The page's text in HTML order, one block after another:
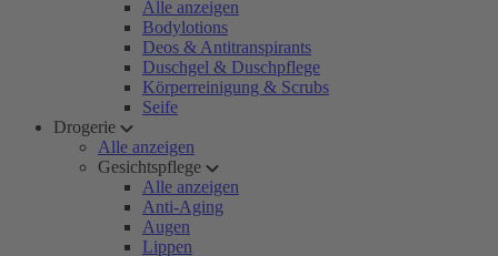
Alle anzeigen
Bodylotions
Deos & Antitranspirants
Duschgel & Duschpflege
Körperreinigung & Scrubs
Seife
Drogerie
Alle anzeigen
Gesichtspflege
Alle anzeigen
Anti-Aging
Augen
Lippen